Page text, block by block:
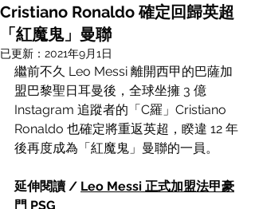
Cristiano Ronaldo 確定回歸英超
「紅魔鬼」曼聯
已更新： 2021年9月1日
繼前不久 Leo Messi 離開西甲的巴薩加
盟巴黎聖日耳曼後，全球坐擁 3 億
Instagram 追蹤者的「C羅」Cristiano
Ronaldo 也確定將重返英超，睽違 12 年
後再度成為「紅魔鬼」曼聯的一員。
延伸閱讀 / Leo Messi 正式加盟法甲豪
門 PSG